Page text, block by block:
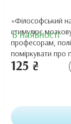
«Філософський
стимулює
професорам,
поміркувати про
В наявності
125 ₴